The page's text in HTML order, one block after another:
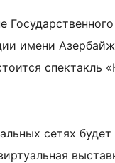
имени
спектакль
сетях будет